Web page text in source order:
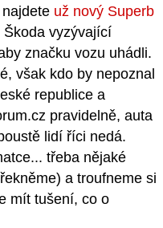
už nový Superb
vyzývající
značku vozu uhádli.
však kdo by nepoznal
republice a
pravidelně, auta
lidí říci nedá.
třeba nějaké
a troufneme si
mít tušení, co o